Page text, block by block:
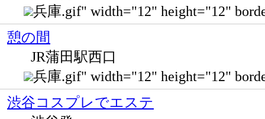
兵庫.gif" width="12" height="12"
憩の間
JR蒲田駅西口
兵庫.gif" width="12" height="12"
渋谷コスプレでエステ